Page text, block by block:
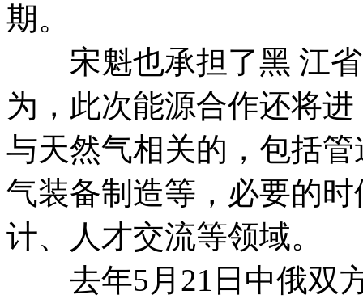
期。
宋魁也承担了黑 江省
为，此次能源合作还将
与天然气相关的，包括
气装备制造等，必要的
计、人才交流等领域。
去年5月21日中俄双方